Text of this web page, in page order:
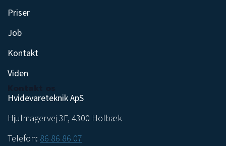
Hvidevareteknik ApS
Hjulmagervej 3F, 4300 Holbæk
Telefon: 86 86 86 07
Priser
Job
Kontakt
Viden